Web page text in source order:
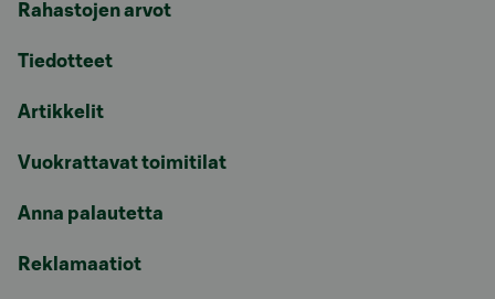
Rahastojen arvot
Tiedotteet
Artikkelit
Vuokrattavat toimitilat
Anna palautetta
Reklamaatiot